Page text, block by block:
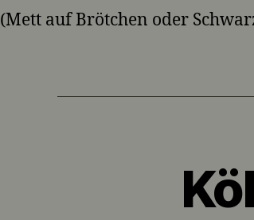
(Mett auf Brötchen oder